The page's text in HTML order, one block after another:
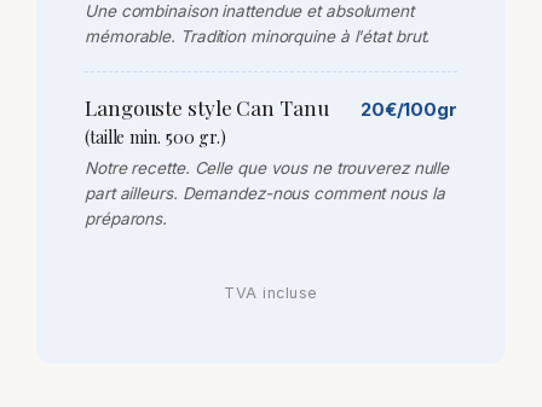
Une combinaison inattendue et absolument
mémorable. Tradition minorquine à l'état brut.
Langouste style Can Tanu
(taille min. 500 gr.)
20€/100gr
Notre recette. Celle que vous ne trouverez nulle
part ailleurs. Demandez-nous comment nous la
préparons.
TVA incluse